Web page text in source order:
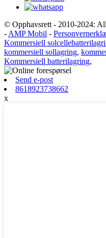
© Opphavsrett - 2010-2024:
- AMP Mobil -
Kommersiell
kommersiell sollagring,
Kommersiell batterilagring,
Send e-post
8618923738662
x